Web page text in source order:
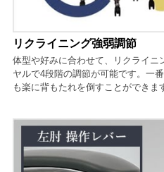
リクライニング強弱調節
体型や好みに合わせて、リクライニ
ヤルで4段階の調節が可能です。一
も楽に背もたれを倒すことができま